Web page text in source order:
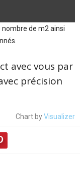
de m2 ainsi
avec vous par
précision
Chart byVisualizer